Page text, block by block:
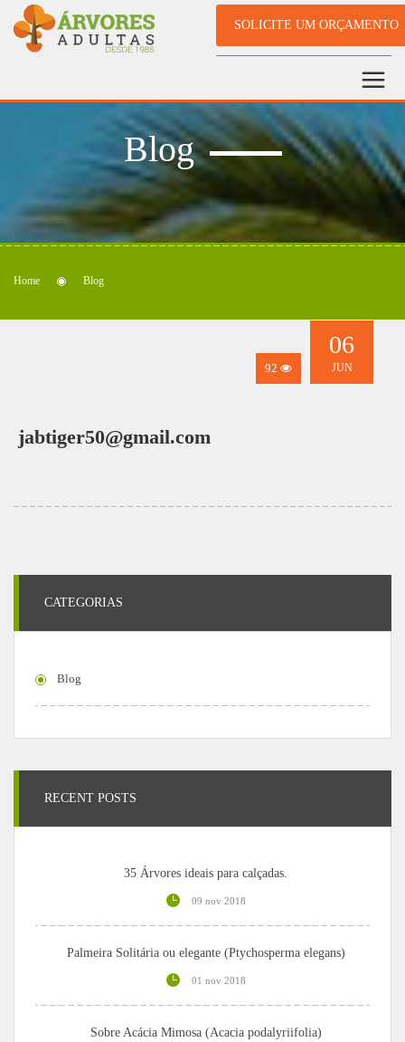
SOLICITE UM ORÇAMENTO
Blog
Home Blog
92
06
JUN
jabtiger50@gmail.com
CATEGORIAS
Blog
RECENT POSTS
35 Árvores ideais para calçadas.
09 nov 2018
Palmeira Solitária ou elegante (Ptychosperma elegans)
01 nov 2018
Sobre Acácia Mimosa (Acacia podalyriifolia)